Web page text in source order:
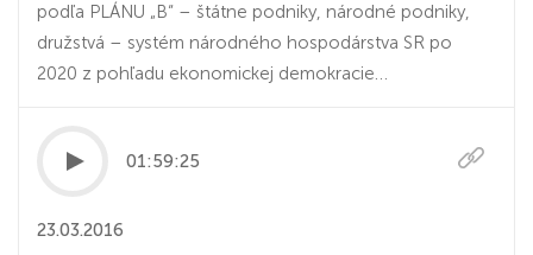
podľa PLÁNU „B“ – štátne podniky, národné podniky,
družstvá – systém národného hospodárstva SR po
2020 z pohľadu ekonomickej demokracie…
01:59:25
23.03.2016